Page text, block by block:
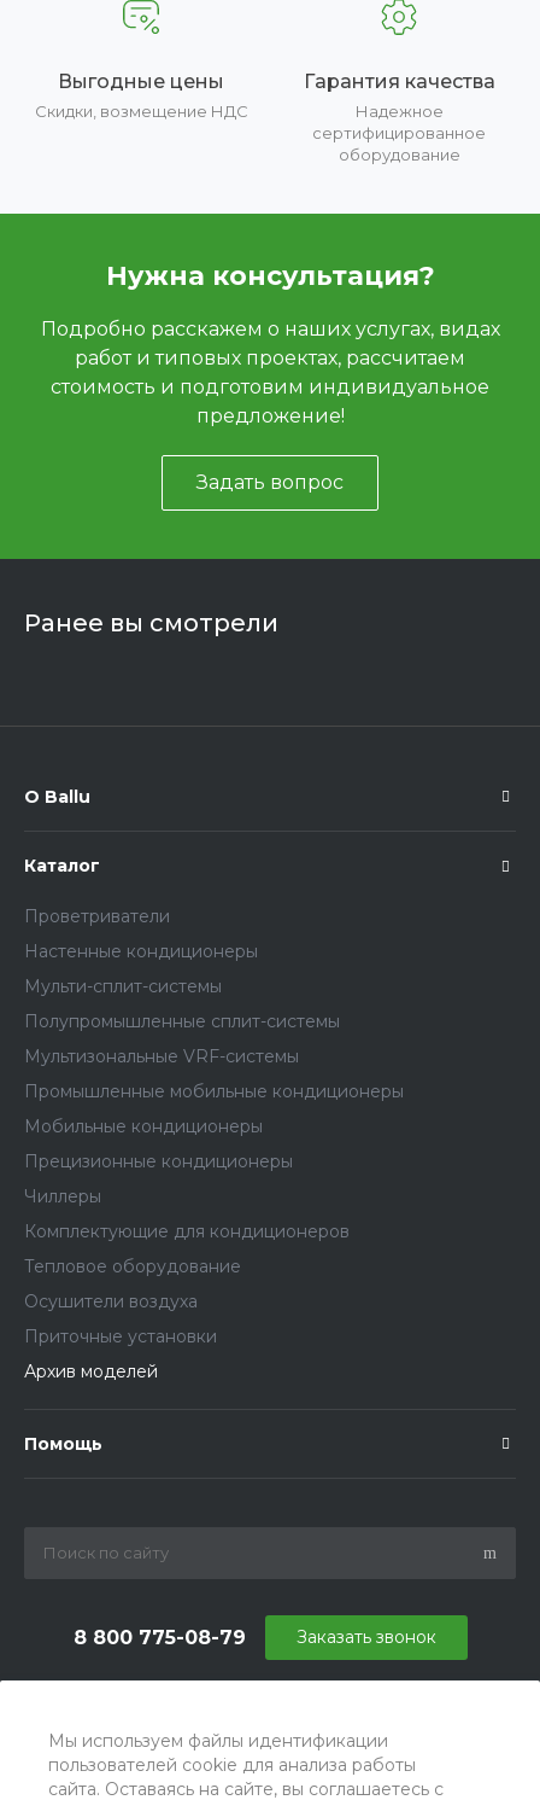
Мы используем файлы идентификации
пользователей cookie для анализа работы
сайта. Оставаясь на сайте, вы соглашаетесь с
Выгодные цены
Скидки, возмещение НДС
Гарантия качества
Надежное
сертифицированное
оборудование
Нужна консультация?
Подробно расскажем о наших услугах, видах
работ и типовых проектах, рассчитаем
стоимость и подготовим индивидуальное
предложение!
Задать вопрос
Ранее вы смотрели
О Ballu
Каталог
Проветриватели
Настенные кондиционеры
Мульти-сплит-системы
Полупромышленные сплит-системы
Мультизональные VRF-системы
Промышленные мобильные кондиционеры
Мобильные кондиционеры
Прецизионные кондиционеры
Чиллеры
Комплектующие для кондиционеров
Тепловое оборудование
Осушители воздуха
Приточные установки
Архив моделей
Помощь
8 800 775-08-79
г. Москва, БЦ Вятский, ул. Вятская д.70, офис 715
Заказать звонок